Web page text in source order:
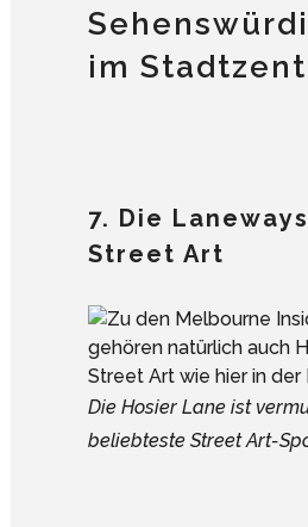
im
7. Die
Street Art
Die Hosier Lane ist
beliebteste Street Art-